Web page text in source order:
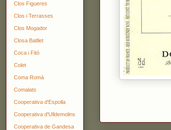
Clos Figueres
Clos i Terrasses
Clos Mogador
Closa Batllet
Coca i Fitó
Colet
Coma Romà
Comalats
Cooperativa d'Espolla
Cooperativa d'Ulldemolins
Cooperativa de Gandesa